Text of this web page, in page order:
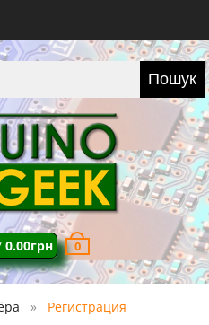
Пошук
0.00грн 0
Регистрация